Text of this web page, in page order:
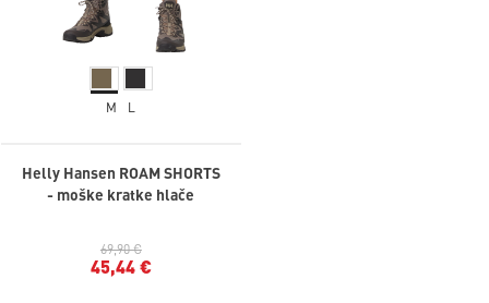
M L
Helly Hansen ROAM SHORTS
- moške kratke hlače
69,90 €
45,44 €